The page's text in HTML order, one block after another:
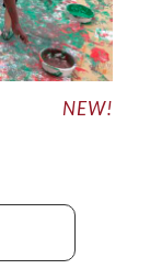
NEW!